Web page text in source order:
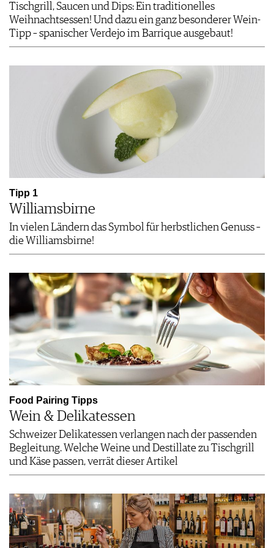
Tischgrill, Saucen und Dips: Ein traditionelles
Weihnachtsessen! Und dazu ein ganz besonderer Wein-
Tipp – spanischer Verdejo im Barrique ausgebaut!
Tipp 1
Williamsbirne
In vielen Ländern das Symbol für herbstlichen Genuss –
die Williamsbirne!
Food Pairing Tipps
Wein & Delikatessen
Schweizer Delikatessen verlangen nach der passenden
Begleitung. Welche Weine und Destillate zu Tischgrill
und Käse passen, verrät dieser Artikel